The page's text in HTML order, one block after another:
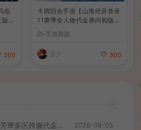
临
】
台
户
程
300
卡牌回合手游【山海经异兽录
11赛季全人物代金券内购版】
GM后台+管理后台+热更修改
工具+安卓+详细搭建教程
手游资源
波少 300
宫斗养成手游【盛世芳華多区跨服代金券本地优化版】最新整理单机一键即玩端+Linux手工服务端+CDK授权后台+安卓+详细搭建教程 2026-08-05